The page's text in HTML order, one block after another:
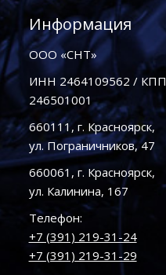
Информация
ООО «СНТ»
ИНН 2464109562 / КПП
246501001
660111, г. Красноярск,
ул. Пограничников, 47
660061, г. Красноярск,
ул. Калинина, 167
Телефон:
+7 (391) 219-31-24
+7 (391) 219-31-29